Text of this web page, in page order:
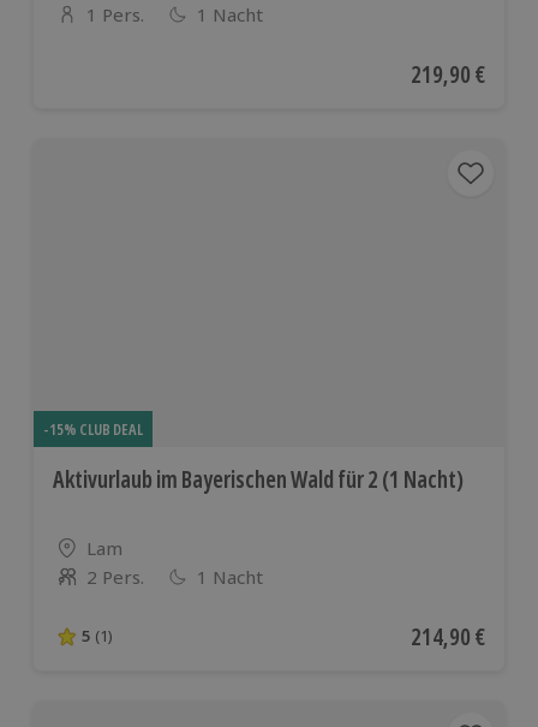
Anzahl der Teilnehmer
1 Pers. 1 Nacht
Aktueller Preis
219,90 €
-15% CLUB DEAL
Aktivurlaub im Bayerischen Wald für 2 (1 Nacht)
Standort
Lam
Anzahl der Teilnehmer
2 Pers. 1 Nacht
5 von 5 Sternen basierend auf 1 Bewertungen
5 (1) Aktueller Preis
214,90 €